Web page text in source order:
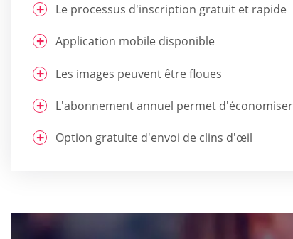
Le processus d'inscription gratuit et rapide
Application mobile disponible
Les images peuvent être floues
L'abonnement annuel permet
Option gratuite d'envoi de clins d'œil